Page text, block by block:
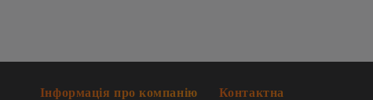
Інформація про компанію
Контактна